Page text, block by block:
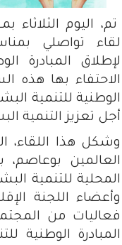
تم، اليوم
لقاء تواصلي
لإطلاق المبادرة
الاحتفاء بها هذه
الوطنية للتنمية
أجل تعزيز التنمية
وشكل هذا اللقاء،
العالمين بوعاصم،
المحلية للتنمية
وأعضاء اللجنة
فعاليات من
المبادرة الوطنية